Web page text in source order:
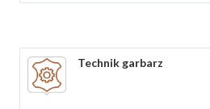
Technik garbarz